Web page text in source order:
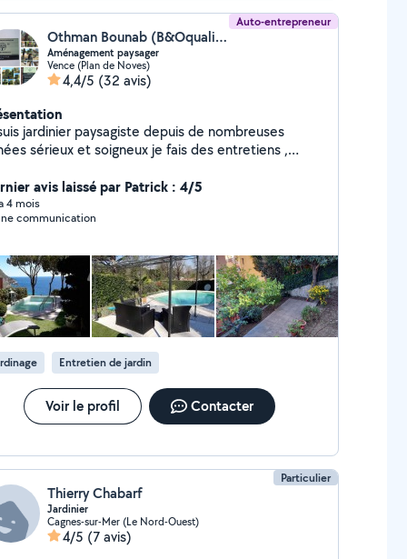
Auto-entrepreneur
Othman Bounab (B&Oquality services)
Aménagement paysager
Vence (Plan de Noves)
4,4/5 (32 avis)
jardinier paysagiste depuis de nombreuses
et soigneux je fais des entretiens ,
,pose et réparation de l arrosage
pose de gazon synthétique ou naturel,
de clôtures rigides ou souples , débroussaillage
, nettoyage haute pression Je possède l
agrément SAP service à la personne.
avis laissé par Patrick : 4/5
4 mois
communication
Entretien de jardin
Voir le profil Contacter
Particulier
Thierry Chabarf
Jardinier
Cagnes-sur-Mer (Le Nord-Ouest)
4/5 (7 avis)